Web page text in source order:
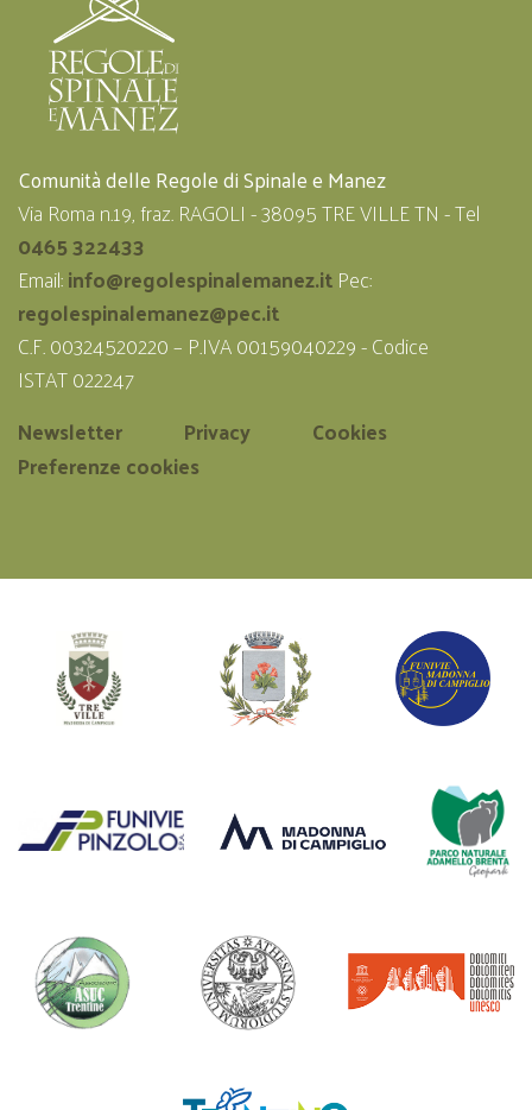
Comunità delle Regole di Spinale e Manez
Via Roma n.19, fraz. RAGOLI - 38095 TRE VILLE TN - Tel
0465 322433
Email:info@regolespinalemanez.itPec:
regolespinalemanez@pec.it
C.F. 00324520220 – P.IVA 00159040229 - Codice
ISTAT 022247
Newsletter
Privacy
Cookies
Preferenze cookies